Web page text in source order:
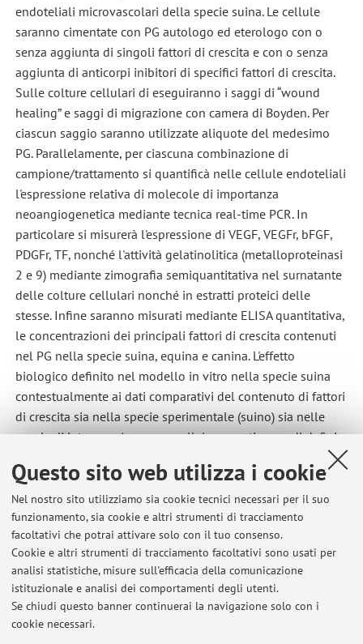
Questo sito web utilizza i cookie
Nel nostro sito utilizziamo sia cookie tecnici necessari per il suo
funzionamento, sia cookie e altri strumenti di tracciamento
facoltativi che potrai attivare solo con il tuo consenso.
Cookie e altri strumenti di tracciamento facoltativi sono usati per
analisi statistiche, misure sull'efficacia della comunicazione
istituzionale e analisi dei comportamenti degli utenti.
Se chiudi questo banner continuerai la navigazione solo con i
cookie necessari.
endoteliali microvascolari della specie suina. Le cellule
saranno cimentate con PG autologo ed eterologo con o
senza aggiunta di singoli fattori di crescita e con o senza
aggiunta di anticorpi inibitori di specifici fattori di crescita.
Sulle colture cellulari di eseguiranno i saggi di “wound
healing” e saggi di migrazione con camera di Boyden. Per
ciascun saggio saranno utilizzate aliquote del medesimo
PG. Parallelamente, per ciascuna combinazione di
campione/trattamento si quantificà nelle cellule endoteliali
l'espressione relativa di molecole di importanza
neoangiogenetica mediante tecnica real-time PCR. In
particolare si misurerà l'espressione di VEGF, VEGFr, bFGF,
PDGFr, TF, nonché l'attività gelatinolitica (metalloproteinasi
2 e 9) mediante zimografia semiquantitativa nel surnatante
delle colture cellulari nonché in estratti proteici delle
stesse. Infine saranno misurati mediante ELISA quantitativa,
le concentrazioni dei principali fattori di crescita contenuti
nel PG nella specie suina, equina e canina. L'effetto
biologico definito nel modello in vitro nella specie suina
contestualmente ai dati comparativi del contenuto di fattori
di crescita sia nella specie sperimentale (suino) sia nelle
specie di interesse (cane e cavallo) consentiranno di definire
modelli statistici per estrapolare i dati in vitro a successive
valutazioni da eseguire in vivo nel cane e nel cavallo.
Ultimi avvisi
verbalizzazione esami - avviso agli studenti
Pubblicato il: 07 luglio 2026
Esame di patologia chirurgica e medica del cavallo del 8 luglio 2026